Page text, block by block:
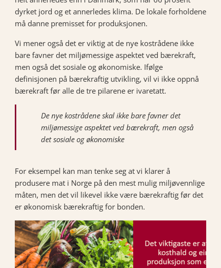
dyrket jord og et annerledes klima. De lokale forholdene
må danne premisset for produksjonen.
Vi mener også det er viktig at de nye kostrådene ikke
bare favner det miljømessige aspektet ved bærekraft,
men også det sosiale og økonomiske. Ifølge
definisjonen på bærekraftig utvikling, vil vi ikke oppnå
bærekraft før alle de tre pilarene er ivaretatt.
De nye kostrådene skal ikke bare favner det
miljømessige aspektet ved bærekraft, men også
det sosiale og økonomiske
For eksempel kan man tenke seg at vi klarer å
produsere mat i Norge på den mest mulig miljøvennlige
måten, men det vil likevel ikke være bærekraftig før det
er økonomisk bærekraftig for bonden.